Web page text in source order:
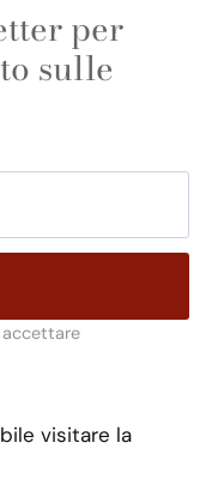
per
sulle
accettare
visitare la